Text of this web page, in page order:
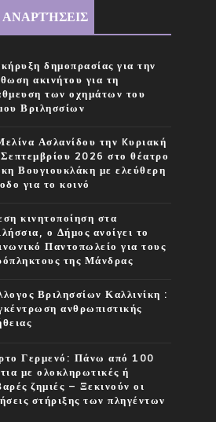
δημοπρασίας για την
ακινήτου για τη
των οχημάτων του
Βριλησσίων
Ασλανίδου την Kυριακή
2026 στο θέατρο
Βουγιουκλάκη με ελεύθερη
για το κοινό
κινητοποίηση στα
ο Δήμος ανοίγει το
Παντοπωλείο για τους
της Μάνδρας
Βριλησσίων Καλλινίκη :
ανθρωπιστικής
Γερμενό: Πάνω από 100
με ολοκληρωτικές ή
ζημιές – Ξεκινούν οι
στήριξης των πληγέντων